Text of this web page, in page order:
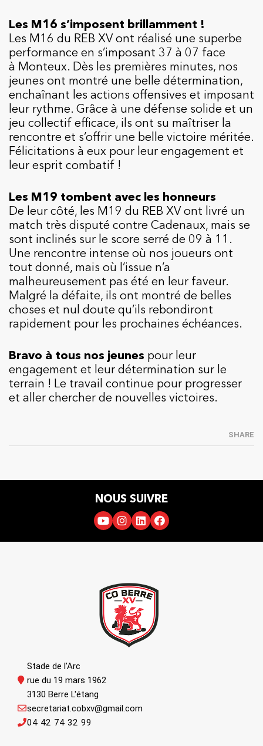
Les M16 s’imposent brillamment !
Les M16 du REB XV ont réalisé une superbe
performance en s’imposant 37 à 07 face
à Monteux. Dès les premières minutes, nos
jeunes ont montré une belle détermination,
enchaînant les actions offensives et imposant
leur rythme. Grâce à une défense solide et un
jeu collectif efficace, ils ont su maîtriser la
rencontre et s’offrir une belle victoire méritée.
Félicitations à eux pour leur engagement et
leur esprit combatif !
Les M19 tombent avec les honneurs
De leur côté, les M19 du REB XV ont livré un
match très disputé contre Cadenaux, mais se
sont inclinés sur le score serré de 09 à 11.
Une rencontre intense où nos joueurs ont
tout donné, mais où l’issue n’a
malheureusement pas été en leur faveur.
Malgré la défaite, ils ont montré de belles
choses et nul doute qu’ils rebondiront
rapidement pour les prochaines échéances.
Bravo à tous nos jeunes pour leur
engagement et leur détermination sur le
terrain ! Le travail continue pour progresser
et aller chercher de nouvelles victoires.
SHARE
NOUS SUIVRE
Stade de l'Arc
rue du 19 mars 1962
3130 Berre L'étang
04 42 74 32 99
secretariat.cobxv@gmail.com